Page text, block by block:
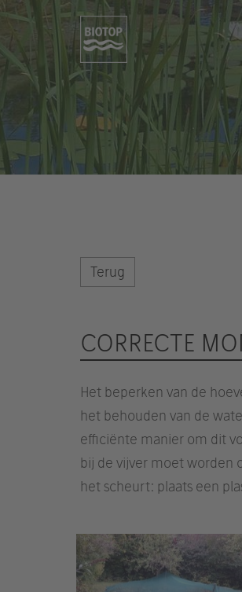
Terug
CORRECTE
Het beperken van de
het behouden van de
efficiënte manier om dit
bij de vijver moet worden
het scheurt: plaats een